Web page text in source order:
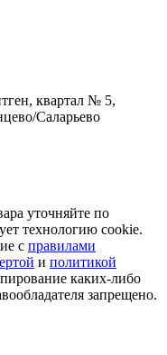
квартал № 5,
Саларьево
уточняйте по
технологию cookie.
с правилами
и политикой
каких-либо
запрещено.